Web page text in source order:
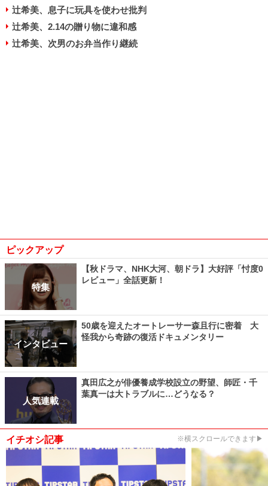
辻希美、息子に玩具を使わせ批判
辻希美、2.14の贈り物に違和感
辻希美、次男のお弁当作り継続
ピックアップ
特集
【秋ドラマ、NHK大河、朝ドラ】大好評「忖度0
レビュー」全話更新！
インタビュー
50歳を迎えたオートレーサー森且行に密着 大
怪我から奇跡の復活ドキュメンタリー
人気連載
真田広之が俳優養成学校設立の野望、師匠・千
葉真一は大トラブルに…どうなる？
イチオシ記事 ※横スクロールできます▶